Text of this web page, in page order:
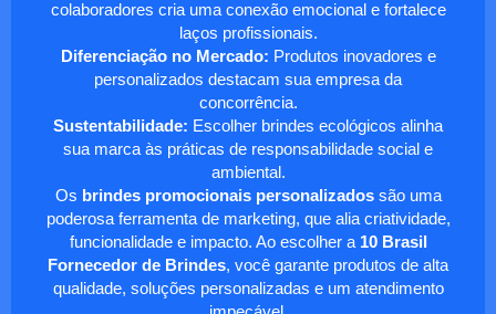
colaboradores cria uma conexão emocional e fortalece
laços profissionais.
Diferenciação no Mercado: Produtos inovadores e
personalizados destacam sua empresa da
concorrência.
Sustentabilidade: Escolher brindes ecológicos alinha
sua marca às práticas de responsabilidade social e
ambiental.
Os brindes promocionais personalizadossão uma
poderosa ferramenta de marketing, que alia criatividade,
funcionalidade e impacto. Ao escolher a 10 Brasil
Fornecedor de Brindes, você garante produtos de alta
qualidade, soluções personalizadas e um atendimento